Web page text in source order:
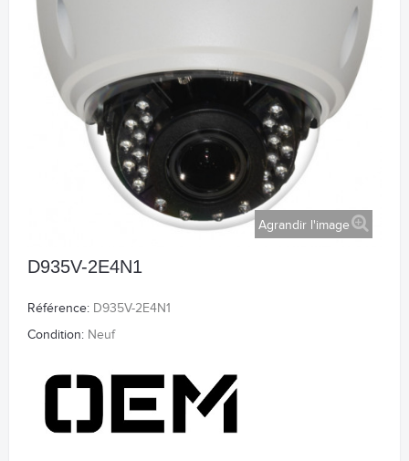
Agrandir l'image
D935V-2E4N1
Référence: D935V-2E4N1
Condition: Neuf